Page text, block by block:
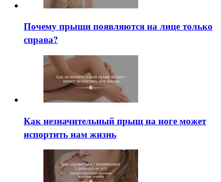
Почему прыщи появляются на лице только
справа?
Как незначительный прыщ на ноге может
испортить нам жизнь